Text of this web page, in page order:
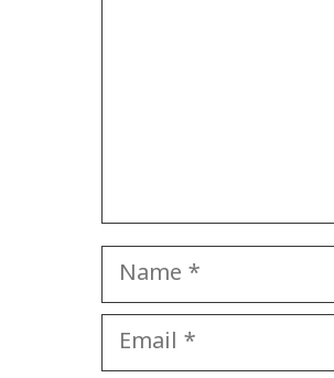
Name
Email